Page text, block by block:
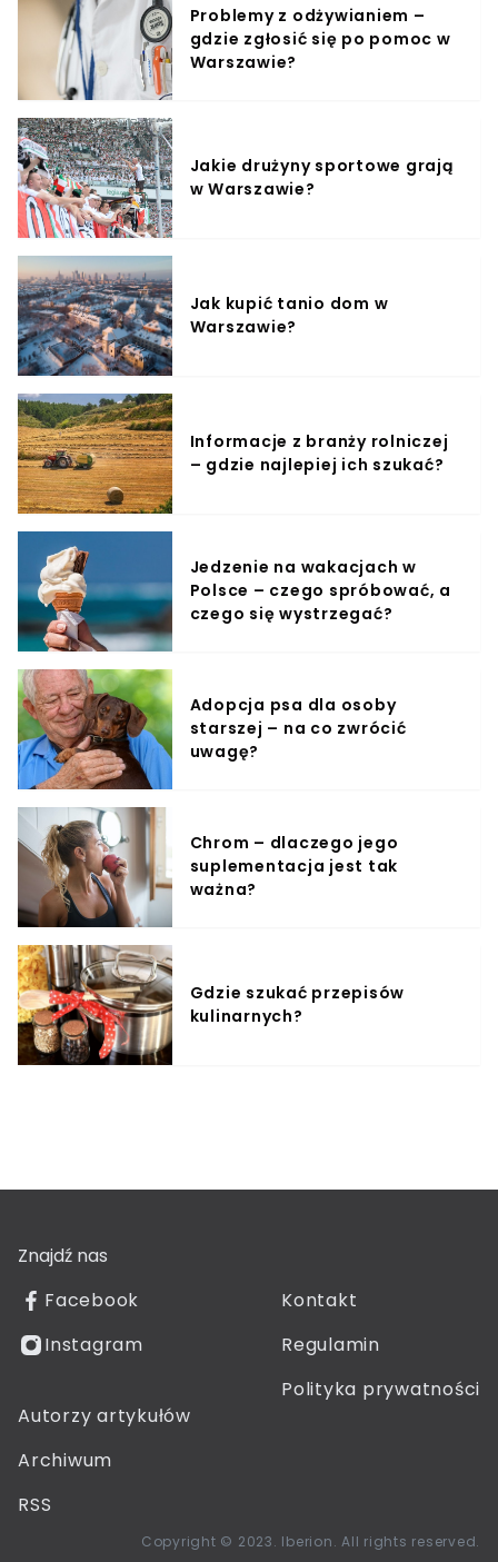
Problemy z odżywianiem –
gdzie zgłosić się po pomoc w
Warszawie?
Jakie drużyny sportowe grają
w Warszawie?
Jak kupić tanio dom w
Warszawie?
Informacje z branży rolniczej
– gdzie najlepiej ich szukać?
Jedzenie na wakacjach w
Polsce – czego spróbować, a
czego się wystrzegać?
Adopcja psa dla osoby
starszej – na co zwrócić
uwagę?
Chrom – dlaczego jego
suplementacja jest tak
ważna?
Gdzie szukać przepisów
kulinarnych?
Znajdź nas
Facebook
Instagram
Kontakt
Regulamin
Polityka prywatności
Autorzy artykułów
Archiwum
RSS
Copyright © 2023. Iberion. All rights reserved.